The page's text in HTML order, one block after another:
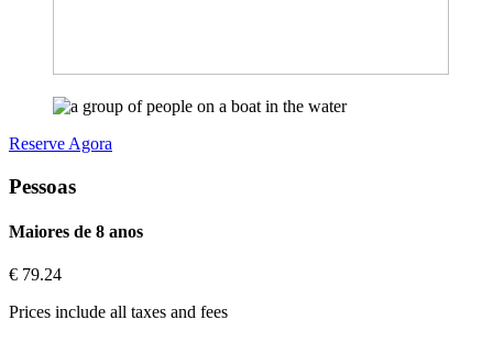
Reserve Agora
Pessoas
Maiores de 8 anos
€ 79.24
Prices include all taxes and fees